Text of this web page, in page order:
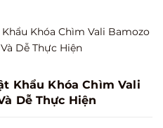
Khẩu Khóa Chìm Vali
Dễ Thực Hiện